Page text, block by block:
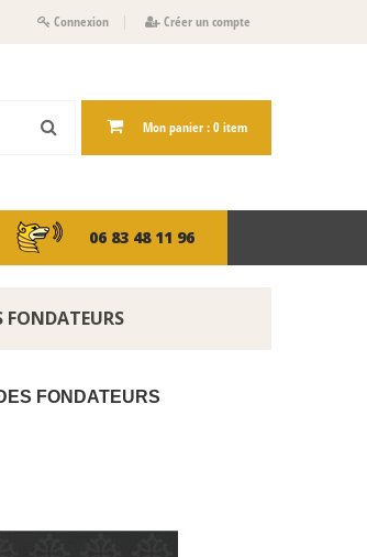
Connexion Créer un compte
Mon panier : 0 item
06 83 48 11 96
FONDATEURS
FONDATEURS